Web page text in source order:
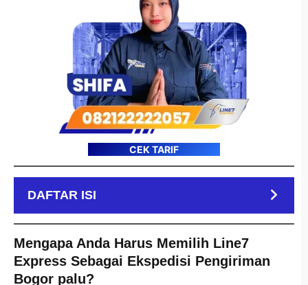
CEK TARIF
DAFTAR ISI
Mengapa Anda Harus Memilih Line7
Express Sebagai Ekspedisi Pengiriman
Bogor palu?